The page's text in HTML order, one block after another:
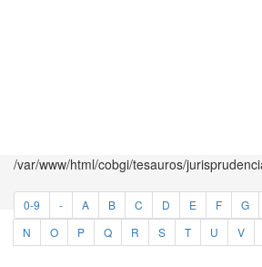
/var/www/html/cobgi/tesauros/
0-9 - A B C D E F G
N
O P Q R S T U V